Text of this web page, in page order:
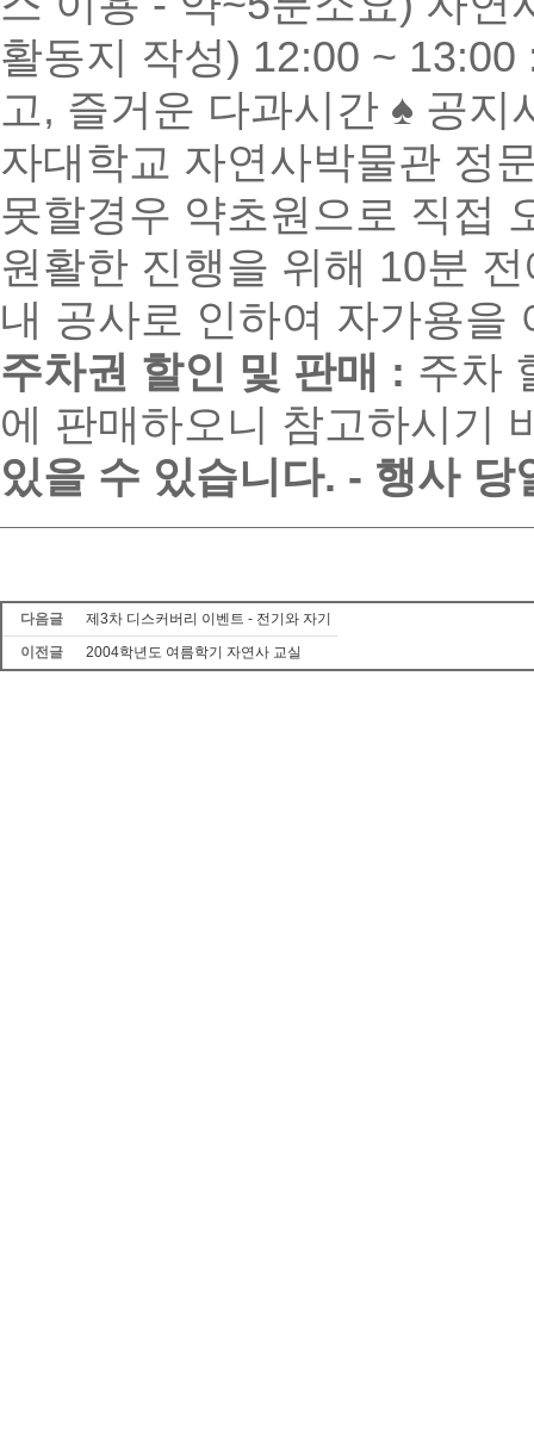
활동지 작성) 12:00 ~
고, 즐거운 다과시간 ♠ 공지
자대학교 자연사박물관 정
못할경우 약초원으로 직접
원활한 진행을 위해 10분
내 공사로 인하여 자가용
주차권 할인 및 판매 : 주차
에 판매하오니 참고하시기
있을 수 있습니다. - 행사 당
다음글
제3차 디스커버리 이벤트 - 전기와 자기
이전글
2004학년도 여름학기 자연사 교실